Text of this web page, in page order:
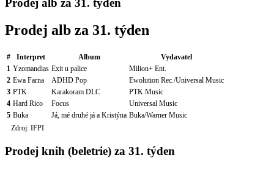
Prodej alb za 31. týden
Prodej alb za 31. týden
# Interpret Album
Vydavatel
1 Yzomandias Exit u palice
Milion+ Ent.
2 Ewa Farna ADHD Pop
Ewolution Rec./Universal Music
3 PTK Karakoram DLC
PTK Music
4 Hard Rico Focus
Universal Music
5 Buka Já, mé druhé já a Kristýna Buka/Warner Music
Zdroj: IFPI
Prodej knih (beletrie) za 31. týden